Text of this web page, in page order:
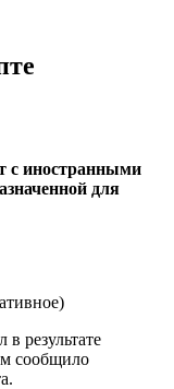
с иностранными
для
результате
сообщило